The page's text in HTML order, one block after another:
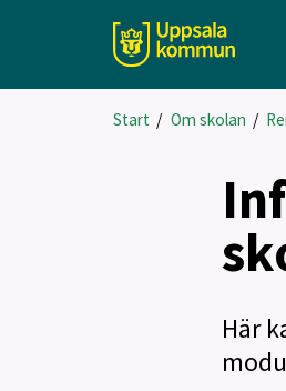
Start / Om skolan /
Här